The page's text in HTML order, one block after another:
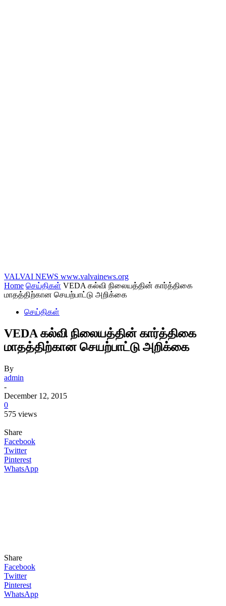
VALVAI NEWS www.valvainews.org
Home செய்திகள் VEDA கல்வி நிலையத்தின் கார்த்திகை
மாதத்திற்கான செயற்பாட்டு அறிக்கை
செய்திகள்
VEDA கல்வி நிலையத்தின் கார்த்திகை
மாதத்திற்கான செயற்பாட்டு அறிக்கை
By
admin
-
December 12, 2015
0
575 views
Share
Facebook
Twitter
Pinterest
WhatsApp
Share
Facebook
Twitter
Pinterest
WhatsApp